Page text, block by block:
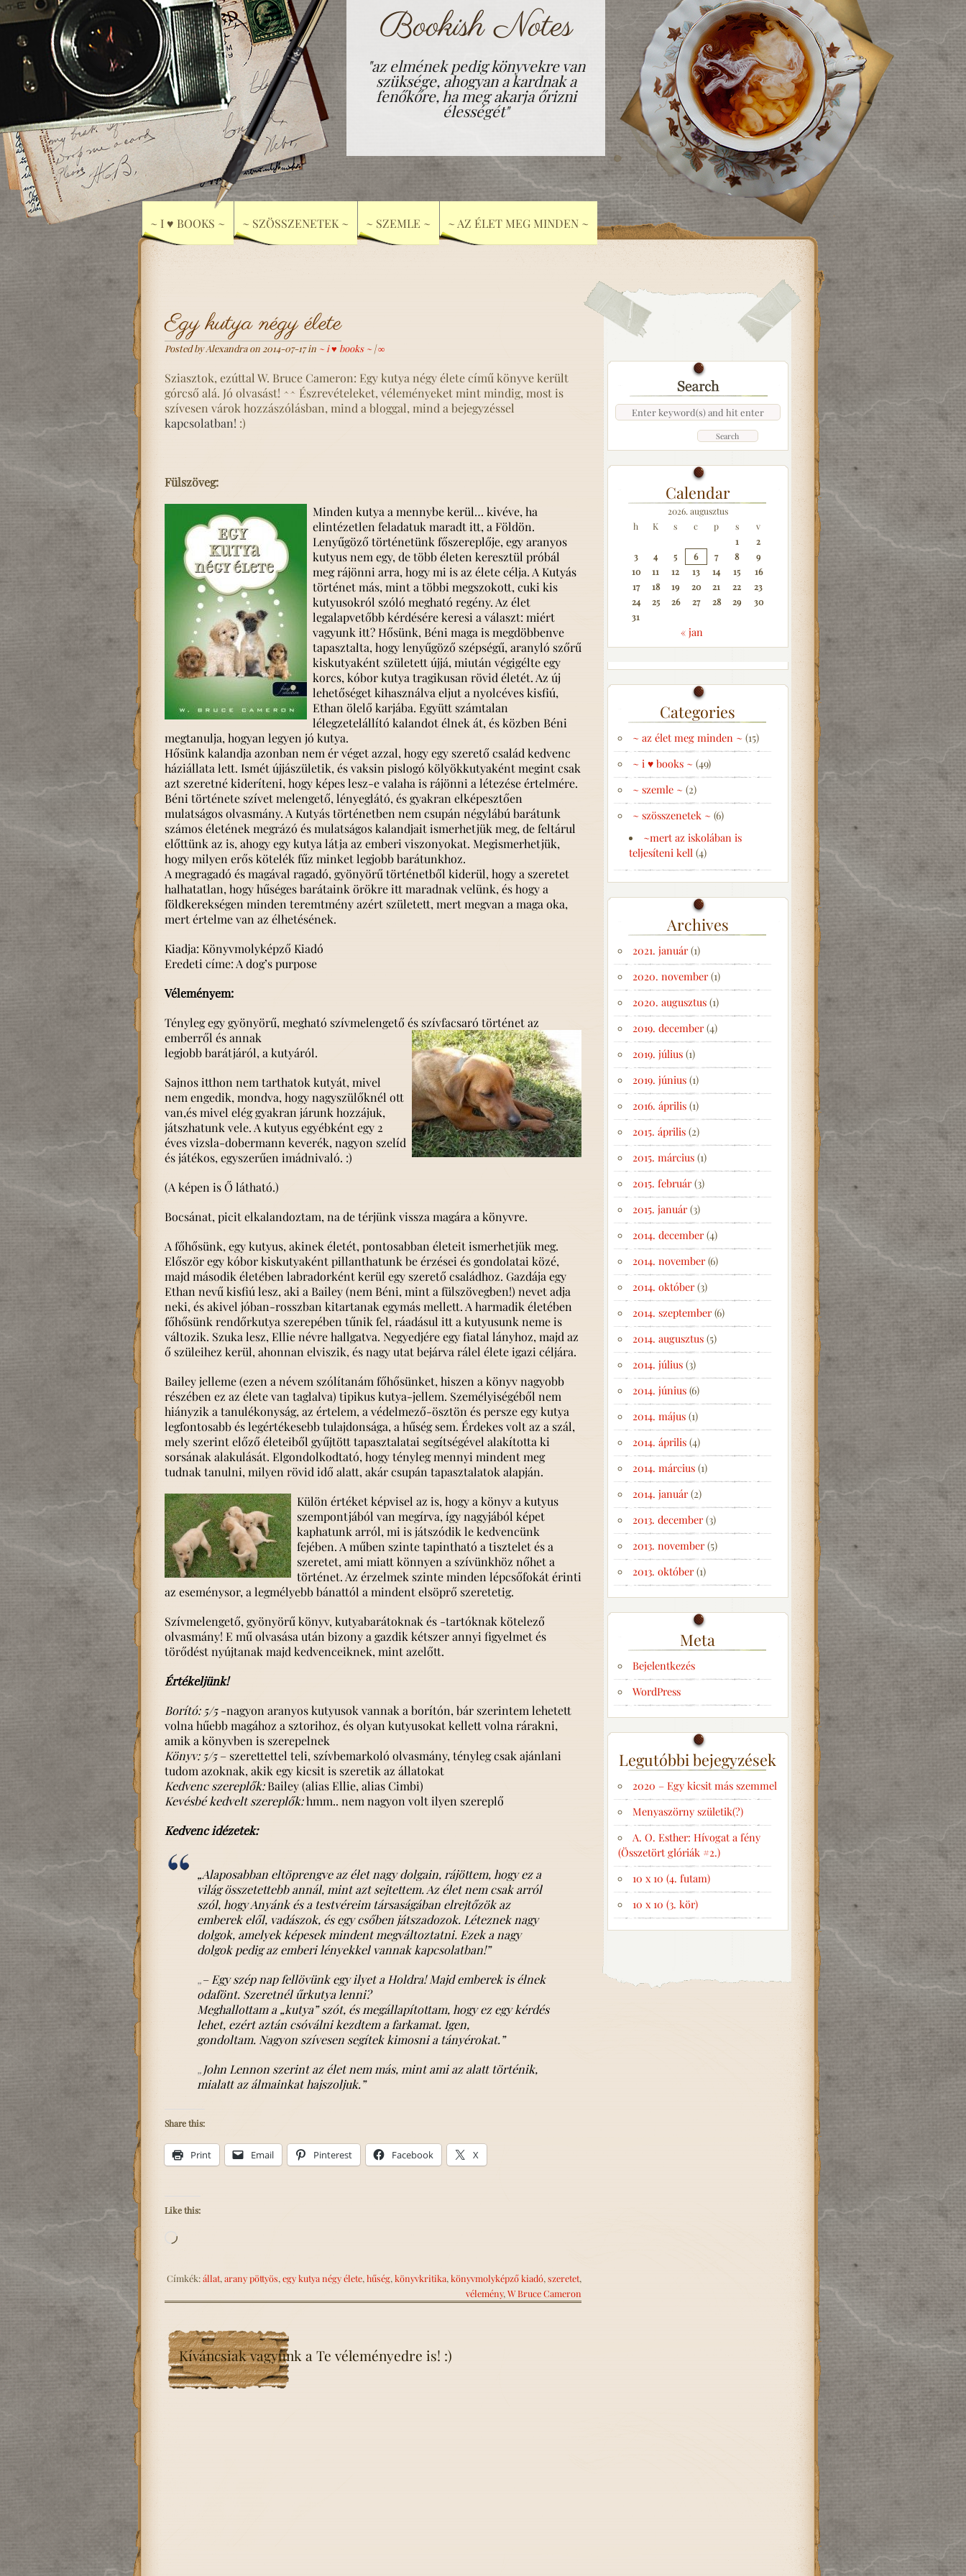
Bookish Notes
"az elmének pedig könyvekre van
szüksége, ahogyan a kardnak a
fenőkőre, ha meg akarja őrizni
élességét"
~ I ♥ BOOKS ~ ~ SZÖSSZENETEK ~ ~ SZEMLE ~ ~ AZ ÉLET MEG MINDEN ~
Egy kutya négy élete
Posted by Alexandra on 2014-07-17 in ~ i ♥ books ~|∞
Sziasztok, ezúttal W. Bruce Cameron: Egy kutya négy élete című könyve került
górcső alá. Jó olvasást! ^^ Észrevételeket, véleményeket mint mindig, most is
szívesen várok hozzászólásban, mind a bloggal, mind a bejegyzéssel
kapcsolatban! :)
Fülszöveg:
Minden kutya a mennybe kerül… kivéve, ha
elintézetlen feladatuk maradt itt, a Földön.
Lenyűgöző történetünk főszereplője, egy aranyos
kutyus nem egy, de több életen keresztül próbál
meg rájönni arra, hogy mi is az élete célja. A Kutyás
történet más, mint a többi megszokott, cuki kis
kutyusokról szóló megható regény. Az élet
legalapvetőbb kérdésére keresi a választ: miért
vagyunk itt? Hősünk, Béni maga is megdöbbenve
tapasztalta, hogy lenyűgöző szépségű, aranyló szőrű
kiskutyaként született újjá, miután végigélte egy
korcs, kóbor kutya tragikusan rövid életét. Az új
lehetőséget kihasználva eljut a nyolcéves kisfiú,
Ethan ölelő karjába. Együtt számtalan
lélegzetelállító kalandot élnek át, és közben Béni
megtanulja, hogyan legyen jó kutya.
Hősünk kalandja azonban nem ér véget azzal, hogy egy szerető család kedvenc
háziállata lett. Ismét újjászületik, és vaksin pislogó kölyökkutyaként megint csak
azt szeretné kideríteni, hogy képes lesz-e valaha is rájönni a létezése értelmére.
Béni története szívet melengető, lényeglátó, és gyakran elképesztően
mulatságos olvasmány. A Kutyás történetben nem csupán négylábú barátunk
számos életének megrázó és mulatságos kalandjait ismerhetjük meg, de feltárul
előttünk az is, ahogy egy kutya látja az emberi viszonyokat. Megismerhetjük,
hogy milyen erős kötelék fűz minket legjobb barátunkhoz.
A megragadó és magával ragadó, gyönyörű történetből kiderül, hogy a szeretet
halhatatlan, hogy hűséges barátaink örökre itt maradnak velünk, és hogy a
földkerekségen minden teremtmény azért született, mert megvan a maga oka,
mert értelme van az élhetésének.
Kiadja: Könyvmolyképző Kiadó
Eredeti címe: A dog’s purpose
Véleményem:
Tényleg egy gyönyörű, megható szívmelengető és szívfacsaró történet az
emberről és annak
legjobb barátjáról, a kutyáról.
Sajnos itthon nem tarthatok kutyát, mivel
nem engedik, mondva, hogy nagyszülőknél ott
van,és mivel elég gyakran járunk hozzájuk,
játszhatunk vele. A kutyus egyébként egy 2
éves vizsla-dobermann keverék, nagyon szelíd
és játékos, egyszerűen imádnivaló. :)
(A képen is Ő látható.)
Bocsánat, picit elkalandoztam, na de térjünk vissza magára a könyvre.
A főhősünk, egy kutyus, akinek életét, pontosabban életeit ismerhetjük meg.
Először egy kóbor kiskutyaként pillanthatunk be érzései és gondolatai közé,
majd második életében labradorként kerül egy szerető családhoz. Gazdája egy
Ethan nevű kisfiú lesz, aki a Bailey (nem Béni, mint a fülszövegben!) nevet adja
neki, és akivel jóban-rosszban kitartanak egymás mellett. A harmadik életében
főhősünk rendőrkutya szerepében tűnik fel, ráadásul itt a kutyusunk neme is
változik. Szuka lesz, Ellie névre hallgatva. Negyedjére egy fiatal lányhoz, majd az
ő szüleihez kerül, ahonnan elviszik, és nagy utat bejárva rálel élete igazi céljára.
Bailey jelleme (ezen a névem szólítanám főhősünket, hiszen a könyv nagyobb
részében ez az élete van taglalva) tipikus kutya-jellem. Személyiségéből nem
hiányzik a tanulékonyság, az értelem, a védelmező-ösztön és persze egy kutya
legfontosabb és legértékesebb tulajdonsága, a hűség sem. Érdekes volt az a szál,
mely szerint előző életeiből gyűjtött tapasztalatai segítségével alakította ki
sorsának alakulását. Elgondolkodtató, hogy tényleg mennyi mindent meg
tudnak tanulni, milyen rövid idő alatt, akár csupán tapasztalatok alapján.
Külön értéket képvisel az is, hogy a könyv a kutyus
szempontjából van megírva, így nagyjából képet
kaphatunk arról, mi is játszódik le kedvencünk
fejében. A műben szinte tapintható a tisztelet és a
szeretet, ami miatt könnyen a szívünkhöz nőhet a
történet. Az érzelmek szinte minden lépcsőfokát érinti
az eseménysor, a legmélyebb bánattól a mindent elsöprő szeretetig.
Szívmelengető, gyönyörű könyv, kutyabarátoknak és -tartóknak kötelező
olvasmány! E mű olvasása után bizony a gazdik kétszer annyi figyelmet és
törődést nyújtanak majd kedvenceiknek, mint azelőtt.
Értékeljünk!
Borító: 5/5-nagyon aranyos kutyusok vannak a borítón, bár szerintem lehetett
volna hűebb magához a sztorihoz, és olyan kutyusokat kellett volna rárakni,
amik a könyvben is szerepelnek
Könyv: 5/5– szerettettel teli, szívbemarkoló olvasmány, tényleg csak ajánlani
tudom azoknak, akik egy kicsit is szeretik az állatokat
Kedvenc szereplők:Bailey (alias Ellie, alias Cimbi)
Kevésbé kedvelt szereplők:hmm.. nem nagyon volt ilyen szereplő
Kedvenc idézetek:
„Alaposabban eltöprengve az élet nagy dolgain, rájöttem, hogy ez a
világ összetettebb annál, mint azt sejtettem. Az élet nem csak arról
szól, hogy Anyánk és a testvéreim társaságában elrejtőzök az
emberek elől, vadászok, és egy csőben játszadozok. Léteznek nagy
dolgok, amelyek képesek mindent megváltoztatni. Ezek a nagy
dolgok pedig az emberi lényekkel vannak kapcsolatban!”
„– Egy szép nap fellövünk egy ilyet a Holdra! Majd emberek is élnek
odafönt. Szeretnél űrkutya lenni?
Meghallottam a „kutya” szót, és megállapítottam, hogy ez egy kérdés
lehet, ezért aztán csóválni kezdtem a farkamat. Igen,
gondoltam. Nagyon szívesen segítek kimosni a tányérokat.”
„John Lennon szerint az élet nem más, mint ami az alatt történik,
mialatt az álmainkat hajszoljuk.”
Share this:
Print Email Pinterest Facebook X
Like this:
Loading…
Címkék:állat, arany pöttyös, egy kutya négy élete, hűség, könyvkritika, könyvmolyképző kiadó, szeretet,
vélemény, W Bruce Cameron
Kíváncsiak vagyunk a Te véleményedre is! :)
Calendar
2026. augusztus
h
K s c p s
v
1
2
3
4 5 6 7 8
9
10
11 12 13 14 15
16
17
18 19 20 21 22
23
24
25 26 27 28 29
30
31
« jan
Categories
~ az élet meg minden ~(15)
~ i ♥ books ~(49)
~ szemle ~(2)
~ szösszenetek ~(6)
~mert az iskolában is
teljesíteni kell(4)
Archives
2021. január(1)
2020. november(1)
2020. augusztus(1)
2019. december(4)
2019. július(1)
2019. június(1)
2016. április(1)
2015. április(2)
2015. március(1)
2015. február(3)
2015. január(3)
2014. december(4)
2014. november(6)
2014. október(3)
2014. szeptember(6)
2014. augusztus(5)
2014. július(3)
2014. június(6)
2014. május(1)
2014. április(4)
2014. március(1)
2014. január(2)
2013. december(3)
2013. november(5)
2013. október(1)
Meta
Bejelentkezés
WordPress
Legutóbbi bejegyzések
2020 – Egy kicsit más szemmel
Menyaszörny születik(?)
A. O. Esther: Hívogat a fény
(Összetört glóriák #2.)
10 x 10 (4. futam)
10 x 10 (3. kör)